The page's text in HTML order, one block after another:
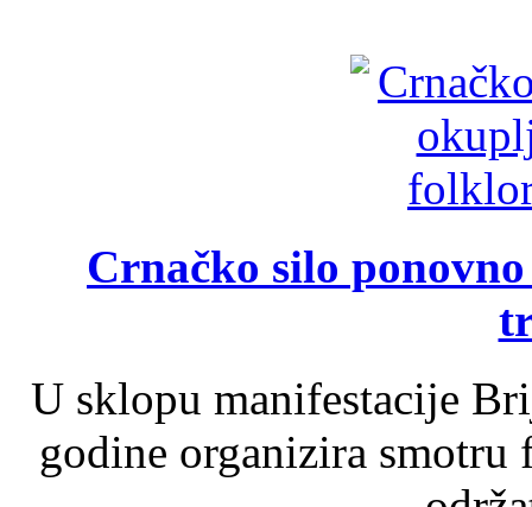
Crnačko silo
U sklopu manifestacije
godine organizira